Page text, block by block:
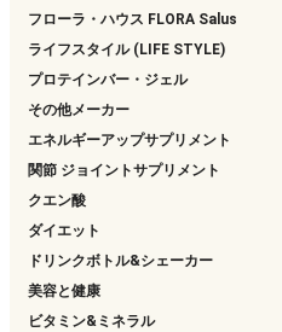
フローラ・ハウス FLORA Salus
ライフスタイル (LIFE STYLE)
プロテインバー・ジェル
その他メーカー
エネルギーアップサプリメント
関節 ジョイントサプリメント
クエン酸
ダイエット
ドリンクボトル&シェーカー
美容と健康
ビタミン&ミネラル